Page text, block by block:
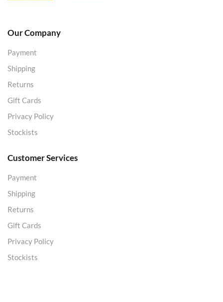
Our Company
Payment
Shipping
Returns
Gift Cards
Privacy Policy
Stockists
Customer Services
Payment
Shipping
Returns
Gift Cards
Privacy Policy
Stockists